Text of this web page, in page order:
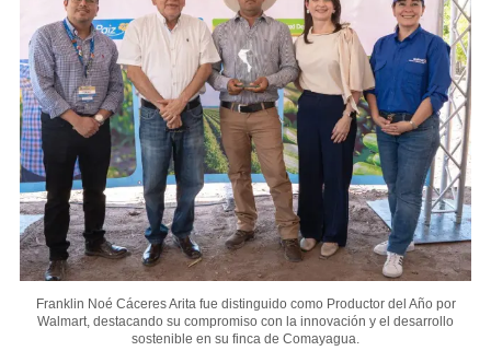
Franklin Noé Cáceres Arita fue distinguido como Productor del Año por
Walmart, destacando su compromiso con la innovación y el desarrollo
sostenible en su finca de Comayagua.